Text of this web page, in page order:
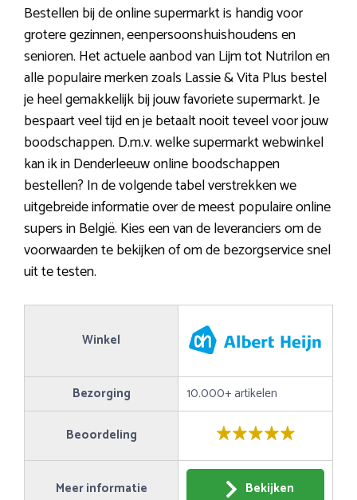
Bestellen bij de online supermarkt is handig voor
grotere gezinnen, eenpersoonshuishoudens en
senioren. Het actuele aanbod van Lijm tot Nutrilon en
alle populaire merken zoals Lassie & Vita Plus bestel
je heel gemakkelijk bij jouw favoriete supermarkt. Je
bespaart veel tijd en je betaalt nooit teveel voor jouw
boodschappen. D.m.v. welke supermarkt webwinkel
kan ik in Denderleeuw online boodschappen
bestellen? In de volgende tabel verstrekken we
uitgebreide informatie over de meest populaire online
supers in België. Kies een van de leveranciers om de
voorwaarden te bekijken of om de bezorgservice snel
uit te testen.
Winkel
Bezorging 10.000+ artikelen
Beoordeling
Meer informatie Bekijken